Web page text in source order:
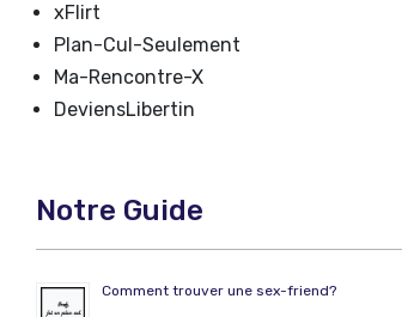
xFlirt
Plan-Cul-Seulement
Ma-Rencontre-X
DeviensLibertin
Notre Guide
Comment trouver une sex-friend?